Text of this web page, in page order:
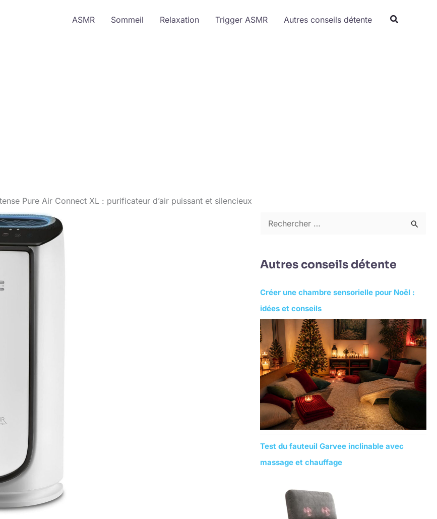
ASMR Sommeil Relaxation Trigger ASMR Autres conseils détente
Pure Air Connect XL : purificateur d’air puissant et silencieux
c
e
r
c
h
e
r
:
Autres conseils détente
Créer une chambre sensorielle pour Noël :
idées et conseils
Test du fauteuil Garvee inclinable avec
massage et chauffage